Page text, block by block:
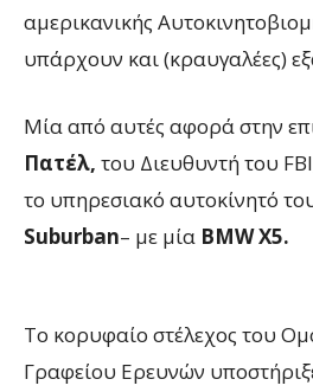
αμερικανικής
υπάρχουν και (κραυγαλέες)
Μία από αυτές αφορά στην
Πατέλ, του Διευθυντή του
το υπηρεσιακό αυτοκίνητό
Suburban– με μία BMW X5.
To κορυφαίο στέλεχος του
Γραφείου Ερευνών